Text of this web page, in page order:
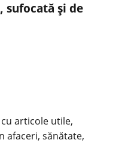
sufocată și de
articole utile,
afaceri, sănătate,